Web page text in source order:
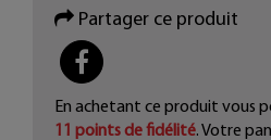
Partager ce produit
PARTAGER
En achetant ce produit vous
11 points de fidélité. Votre